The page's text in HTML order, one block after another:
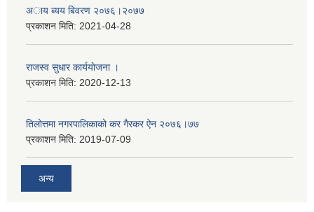
अाय ब्यय बिवरण २०७६।२०७७
प्रकाशन मिति: 2021-04-28
राजस्व सुधार कार्ययाेजना ।
प्रकाशन मिति: 2020-12-13
तिलोत्तमा नगरपालिकाको कर गैरकर ऐन २०७६।७७
प्रकाशन मिति: 2019-07-09
अन्य